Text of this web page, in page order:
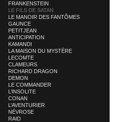
FRANKENSTEIN
LE FILS DE SATAN
LE MANOIR DES FANTÔMES
GAUNCE
PETITJEAN
ANTICIPATION
KAMANDI
LA MAISON DU MYSTÈRE
LECOMTE
CLAMEURS
RICHARD DRAGON
DEMON
LE COMMANDER
L’INSOLITE
CONAN
L’AVENTURIER
NÉVROSE
RAID